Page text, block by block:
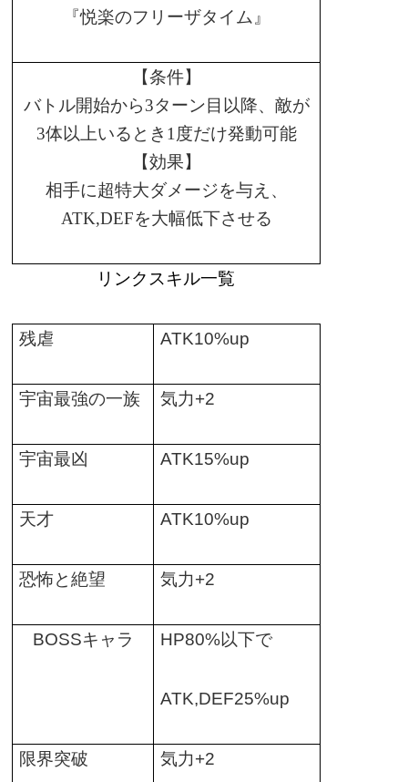
『悦楽のフリーザタイム』
【条件】
バトル開始から3ターン目以降、敵が
3体以上いるとき 1度だけ発動可能
【効果】
相手に超特大ダメージを与え、
ATK,DEFを大幅低下させる
リンクスキル一覧
残虐 ATK10%up
宇宙最強の一族 気力+2
宇宙最凶 ATK15%up
天才 ATK10%up
恐怖と絶望 気力+2
BOSSキャラ HP80%以下で
ATK,DEF25%up
限界突破 気力+2